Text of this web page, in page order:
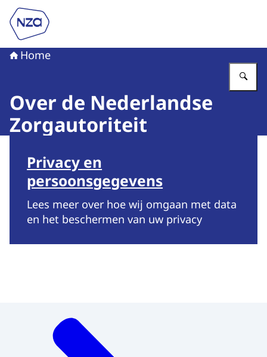
Naar de homepage van Nederlandse Zorgautoriteit
Home
Over de Nederlandse
Zorgautoriteit
Privacy en
persoonsgegevens
Lees meer over hoe wij omgaan met data
en het beschermen van uw privacy